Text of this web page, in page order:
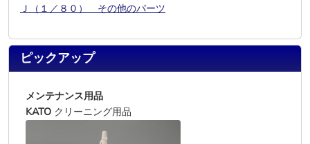
Ｊ（１／８０） その他のパーツ
ピックアップ
メンテナンス用品
KATO クリーニング用品